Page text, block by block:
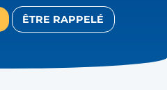
ÊTRE RAPPELÉ